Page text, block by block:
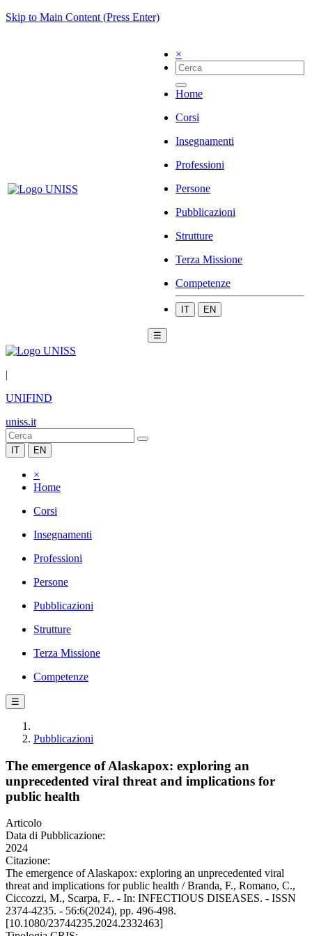
Skip to Main Content (Press Enter)
×
Home
Corsi
Insegnamenti
Professioni
Persone
Pubblicazioni
Strutture
Terza Missione
Competenze
IT EN
☰
|
UNIFIND
uniss.it
IT EN
×
Home
Corsi
Insegnamenti
Professioni
Persone
Pubblicazioni
Strutture
Terza Missione
Competenze
☰
Pubblicazioni
The emergence of Alaskapox: exploring an
unprecedented viral threat and implications for
public health
Articolo
Data di Pubblicazione:
2024
Citazione:
The emergence of Alaskapox: exploring an unprecedented viral
threat and implications for public health / Branda, F., Romano, C.,
Ciccozzi, M., Scarpa, F.. - In: INFECTIOUS DISEASES. - ISSN
2374-4235. - 56:6(2024), pp. 496-498.
[10.1080/23744235.2024.2332463]